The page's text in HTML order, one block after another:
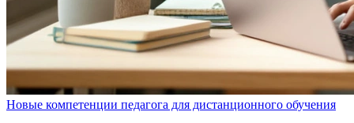
Новые компетенции педагога для дистанционного обучения